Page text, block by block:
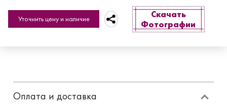
Уточнить цену и наличие
Скачать
Фотографии
Оплата и доставка